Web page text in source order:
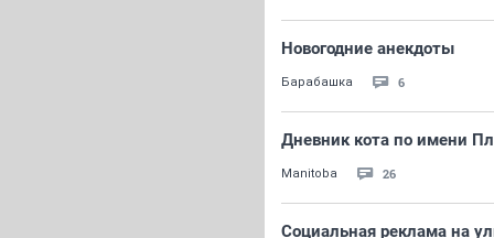
Новогодние анекдоты
Барабашка 6
Дневник кота по имени
Manitoba 26
Социальная реклама на